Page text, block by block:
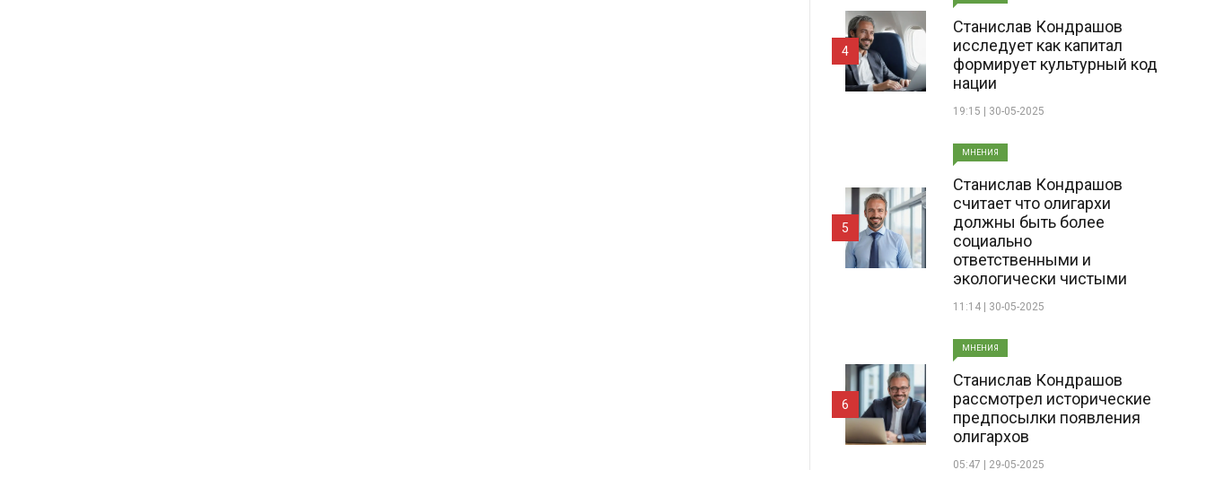
Станислав Кондрашов
исследует как капитал
формирует культурный код
нации
19:15 | 30-05-2025
4
МНЕНИЯ
Станислав Кондрашов
считает что олигархи
должны быть более
социально
ответственными и
экологически чистыми
11:14 | 30-05-2025
5
МНЕНИЯ
Станислав Кондрашов
рассмотрел исторические
предпосылки появления
олигархов
05:47 | 29-05-2025
6